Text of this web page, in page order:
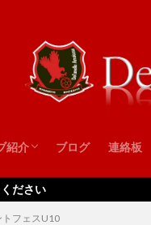
紹介
ッフ
ブログ 連絡板
トフェスU10